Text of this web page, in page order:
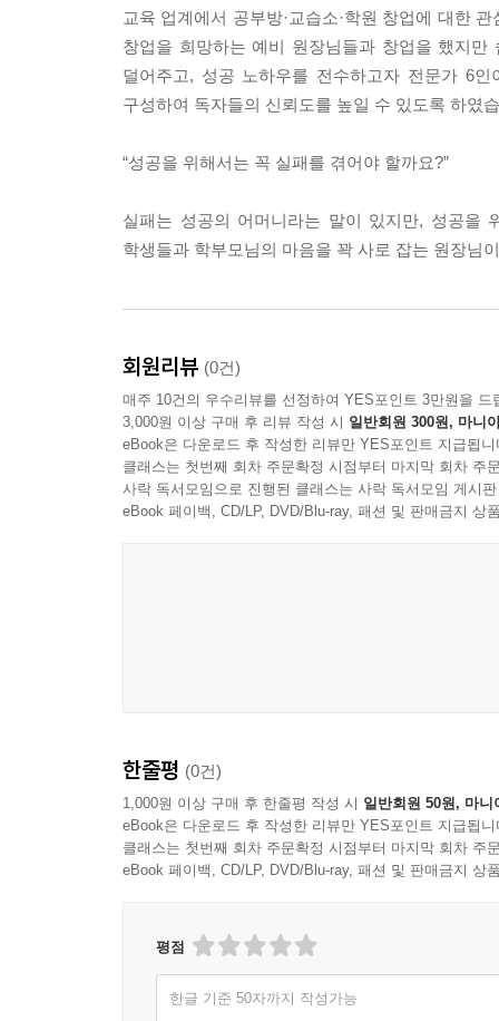
--- p.161, 「PART 3. 운영의 시작」중에서
학원 자체 교재가 반드시 필요합니다. 자체 교재
--- p.178, 「PART 4. 억대 매출 학원 만들기」중에
사람들은 자기의 감정을 인정해 주는 사람을 좋
--- p.233, 「PART 5. 솔직담백한 Q&A」중에서
교육 업계에서 공부방·교습소·학원 창업에 대한
창업을 희망하는 예비 원장님들과 창업을 했지
덜어주고, 성공 노하우를 전수하고자 전문가 6
구성하여 독자들의 신뢰도를 높일 수 있도록 하였
“성공을 위해서는 꼭 실패를 겪어야 할까요?”
실패는 성공의 어머니라는 말이 있지만, 성공을
학생들과 학부모님의 마음을 꽉 사로 잡는 원장님
회원리뷰 (0건)
매주 10건의 우수리뷰를 선정하여 YES포인트 3만원을 드
3,000원 이상 구매 후 리뷰 작성 시 일반회원 300원, 마니
eBook은 다운로드 후 작성한 리뷰만 YES포인트 지급됩니
클래스는 첫번째 회차 주문확정 시점부터 마지막 회차 주
사락 독서모임으로 진행된 클래스는 사락 독서모임 게시
eBook 페이백, CD/LP, DVD/Blu-ray, 패션 및 판매금지 상
한줄평 (0건)
1,000원 이상 구매 후 한줄평 작성 시 일반회원 50원, 마니
eBook은 다운로드 후 작성한 리뷰만 YES포인트 지급됩니
클래스는 첫번째 회차 주문확정 시점부터 마지막 회차 주
eBook 페이백, CD/LP, DVD/Blu-ray, 패션 및 판매금지 상
평점
한글 기준 50자까지 작성가능